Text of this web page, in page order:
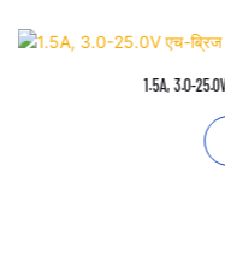
1.5A, 3.0-